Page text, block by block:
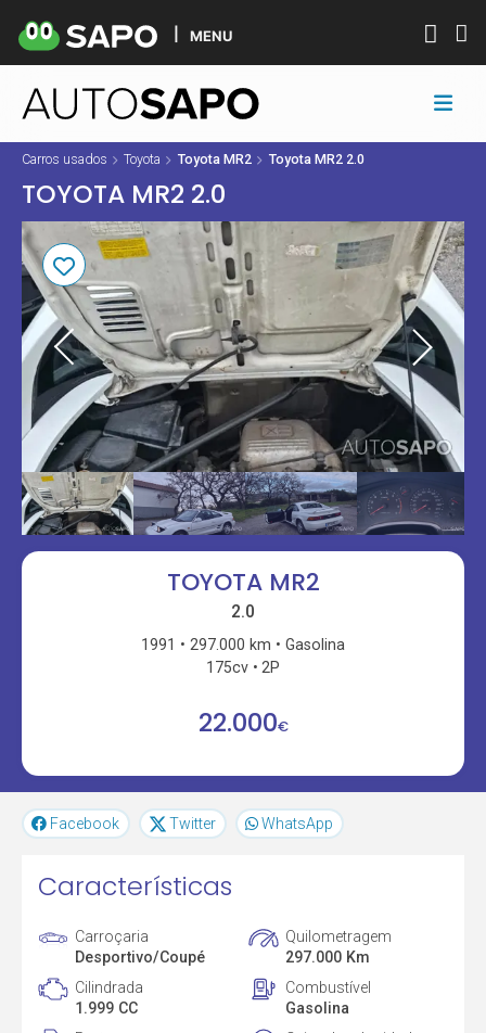
MENU
Carros usados Toyota Toyota MR2 Toyota MR2 2.0
TOYOTA MR2 2.0
TOYOTA MR2
2.0
1991 297.000 km
Gasolina
175cv
2P
22.000€
Facebook Twitter WhatsApp
Características
Carroçaria
Desportivo/Coupé
Quilometragem
297.000 Km
Cilindrada
1.999 CC
Combustível
Gasolina